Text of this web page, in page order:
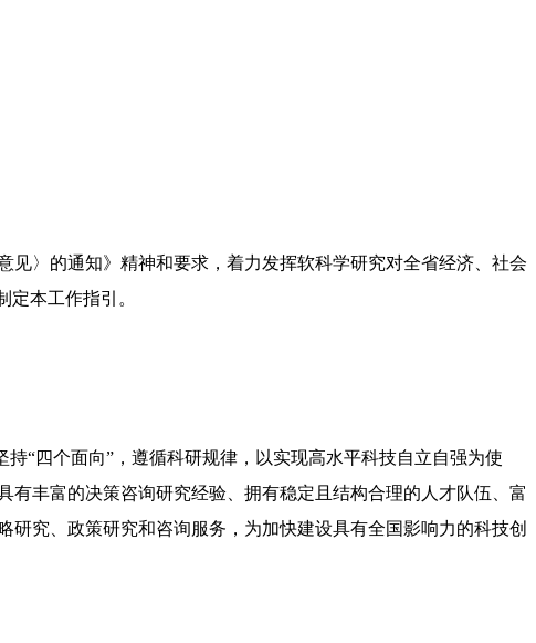
〉的通知》精神和要求，着力发挥软科学研究对全省经济、社会
本工作指引。
“四个面向”，遵循科研规律，以实现高水平科技自立自强为使
丰富的决策咨询研究经验、拥有稳定且结构合理的人才队伍、富
究、政策研究和咨询服务，为加快建设具有全国影响力的科技创